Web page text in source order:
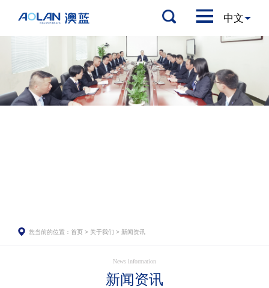
您当前的位置： 首页> 关于我们 > 新闻资讯
News information
新闻资讯